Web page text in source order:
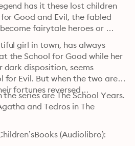
has it these lost children
Good and Evil, the fabled
fairytale heroes or
girl in town, has always
the School for Good while her
disposition, seems
for Evil. But when the two are
fortunes reversed…
series are The School Years.
and Tedros in The
(Audiolibro):